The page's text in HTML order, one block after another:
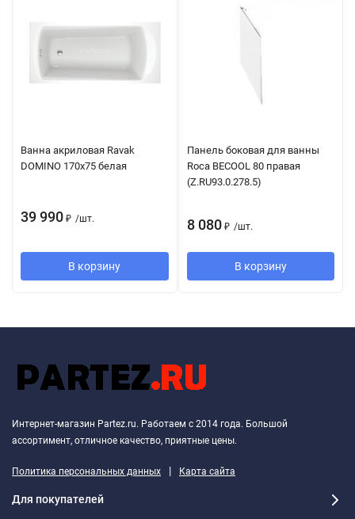
Ванна акриловая Ravak
DOMINO 170х75 белая
39 990 ₽ /шт.
В корзину
Панель боковая для ванны
Roca BECOOL 80 правая
(Z.RU93.0.278.5)
8 080 ₽ /шт.
В корзину
Интернет-магазин Partez.ru. Работаем с 2014 года. Большой
ассортимент, отличное качество, приятные цены.
Политика персональных данных | Карта сайта
Для покупателей